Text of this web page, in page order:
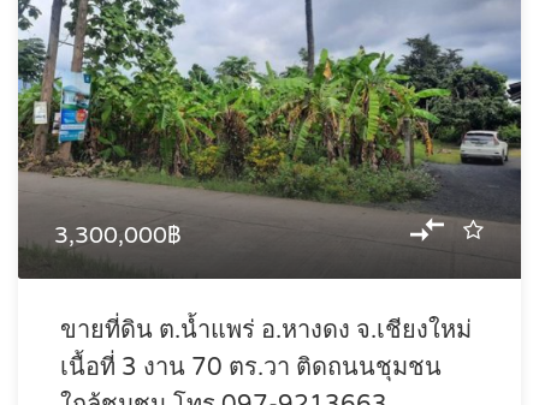
3,300,000฿
ขายที่ดิน ต.น้ำแพร่ อ.หางดง จ.เชียงใหม่
เนื้อที่ 3 งาน 70 ตร.วา ติดถนนชุมชน